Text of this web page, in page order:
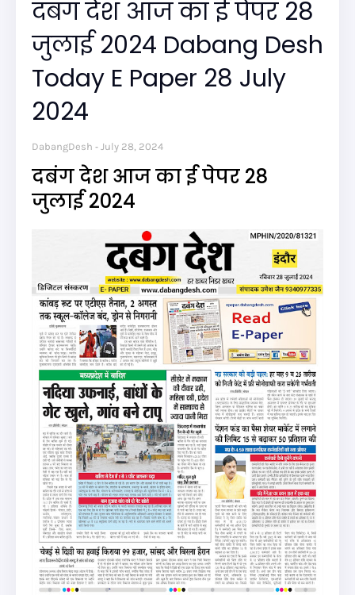
दबंग देश आज का ई पेपर 28
जुलाई 2024 Dabang Desh
Today E Paper 28 July
2024
DabangDesh July 28, 2024
दबंग देश आज का ई पेपर 28
जुलाई 2024